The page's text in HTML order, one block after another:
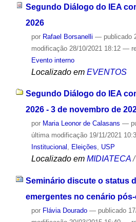
Segundo Diálogo do IEA
2026
por Rafael Borsanelli — publicado
modificação28/10/2021 18:12 —
Evento interno
Localizado em EVENTOS
Segundo Diálogo do IEA
2026 - 3 de novembro de
por Maria Leonor de Calasans —
última modificação19/11/2021
Institucional , Eleições, USP
Localizado em MIDIATECA /
Seminário discute o status
emergentes no cenário
por Flávia Dourado — publicado